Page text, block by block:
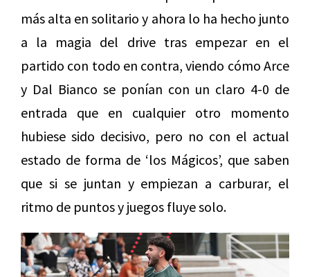
más alta en solitario y ahora lo ha hecho junto
a la magia del drive tras empezar en el
partido con todo en contra, viendo cómo Arce
y Dal Bianco se ponían con un claro 4-0 de
entrada que en cualquier otro momento
hubiese sido decisivo, pero no con el actual
estado de forma de ‘los Mágicos’, que saben
que si se juntan y empiezan a carburar, el
ritmo de puntos y juegos fluye solo.